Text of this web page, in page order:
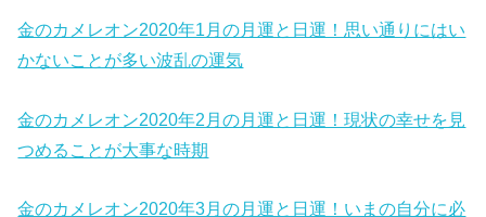
金のカメレオン2020年1月の月運と日運！思い通りにはい
かないことが多い波乱の運気
金のカメレオン2020年2月の月運と日運！現状の幸せを見
つめることが大事な時期
金のカメレオン2020年3月の月運と日運！いまの自分に必